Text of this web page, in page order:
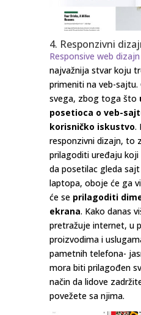
4. Responzivni
Responsive web dizajn
najvažnija stvar koju
primeniti na veb-sajtu.
svega, zbog toga što
posetioca o veb-
korisničko iskustvo.
responzivni dizajn, to
prilagoditi uređaju koji
da posetilac gleda
laptopa, oboje će ga
će se prilagoditi
ekrana. Kako danas
pretražuje internet, u
proizvodima i
pametnih telefona-
mora biti prilagođen
način da lidove
povežete sa njima.